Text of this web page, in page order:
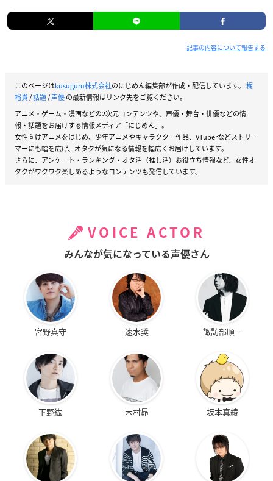
記事の内容について報告する
このページはkusuguru株式会社のにじめん編集部が作成・配信しています。 梶
裕貴/話題/声優の最新情報はリンク先をご覧ください。
アニメ・ゲーム・漫画などの2次元コンテンツや、声優・舞台・俳優などの情
報・話題をお届けする情報メディア「にじめん」。
女性向けアニメをはじめ、少年アニメやキャラクター作品、VTuberなどストリー
マーにも幅を広げ、オタクが気になる情報を幅広くお届けしています。
さらに、アンケート・ランキング・オタ活（推し活）お役立ち情報など、女性オ
タクがワクワク楽しめるようなコンテンツも発信しています。
VOICE ACTOR
みんなが気になっている声優さん
宮野真守 速水奨 諏訪部順一
下野紘 木村昴 坂本真綾